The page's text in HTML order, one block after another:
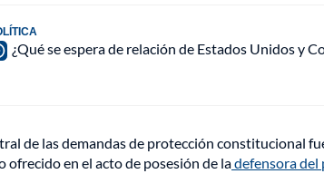
¿Qué se espera de relación de Estados Unidos y
de las demandas de protección constitucional
ofrecido en el acto de posesión de ladefensora del